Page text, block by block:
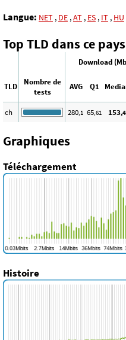
Langue: NET , DE ,AT , ES , IT , HU
Top TLD dans ce pays
Download
TLD
Nombre de
tests
AVG Q1
ch 280,1 65,61 153,4
Graphiques
Téléchargement
Histoire